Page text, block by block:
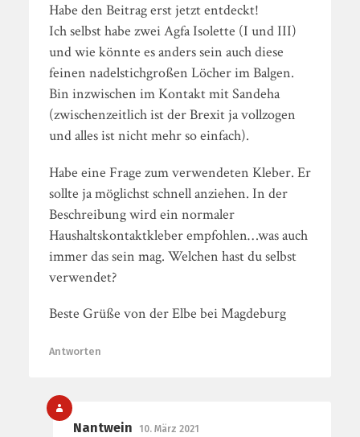
Habe den Beitrag erst jetzt entdeckt!
Ich selbst habe zwei Agfa Isolette (I und III)
und wie könnte es anders sein auch diese
feinen nadelstichgroßen Löcher im Balgen.
Bin inzwischen im Kontakt mit Sandeha
(zwischenzeitlich ist der Brexit ja vollzogen
und alles ist nicht mehr so einfach).
Habe eine Frage zum verwendeten Kleber. Er
sollte ja möglichst schnell anziehen. In der
Beschreibung wird ein normaler
Haushaltskontaktkleber empfohlen…was auch
immer das sein mag. Welchen hast du selbst
verwendet?
Beste Grüße von der Elbe bei Magdeburg
Antworten
Nantwein 10. März 2021